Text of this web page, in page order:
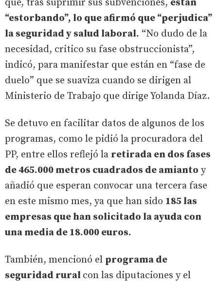
que, tras suprimir sus subvenciones, están
“estorbando”, lo que afirmó que “perjudica”
la seguridad y salud laboral. “No dudo de la
necesidad, critico su fase obstruccionista”,
indicó, para manifestar que están en “fase de
duelo” que se suaviza cuando se dirigen al
Ministerio de Trabajo que dirige Yolanda Díaz.
Se detuvo en facilitar datos de algunos de los
programas, como le pidió la procuradora del
PP, entre ellos reflejó la retirada en dos fases
de 465.000 metros cuadrados de amianto y
añadió que esperan convocar una tercera fase
en este mismo mes, ya que han sido 185 las
empresas que han solicitado la ayuda con
una media de 18.000 euros.
También, mencionó el programa de
seguridad rural con las diputaciones y el